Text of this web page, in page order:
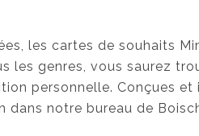
les cartes de souhaits
les genres, vous saurez
personnelle. Conçues
dans notre bureau de